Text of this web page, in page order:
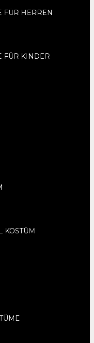
FÜR HERREN
FÜR KINDER
KOSTÜM